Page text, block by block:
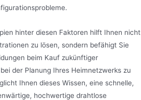
hinter diesen Faktoren hilft Ihnen nicht
zu lösen, sondern befähigt Sie
beim Kauf zukünftiger
der Planung Ihres Heimnetzwerks zu
Ihnen dieses Wissen, eine schnelle,
hochwertige drahtlose